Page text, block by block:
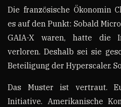
Die französische Ökonomin
es auf den Punkt: Sobald
GAIA-X waren, hatte die
verloren. Deshalb sei sie
Beteiligung der Hyperscaler.
Das Muster ist vertraut.
Initiative. Amerikanische